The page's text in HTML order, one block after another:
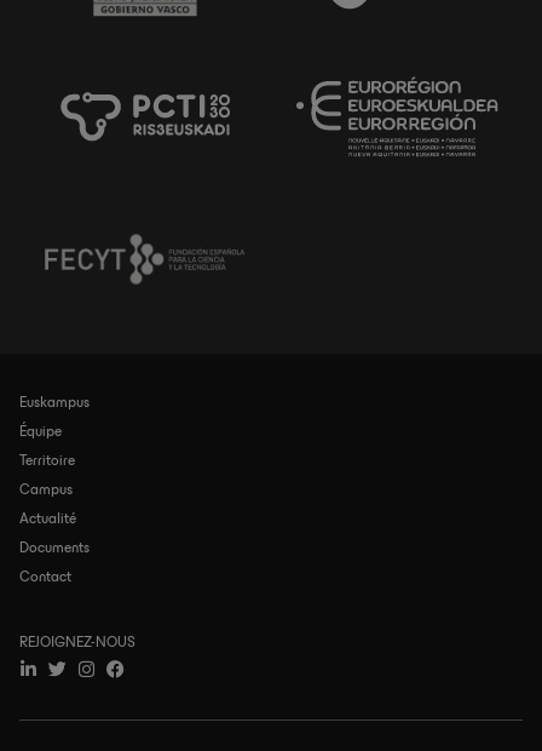
Navegación
principal
Euskampus
Équipe
Territoire
Campus
Actualité
Documents
Contact
REJOIGNEZ-NOUS